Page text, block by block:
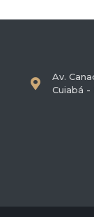
Av.
Cuiabá -